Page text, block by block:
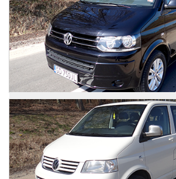
VW Caravelle
Zdjęcia